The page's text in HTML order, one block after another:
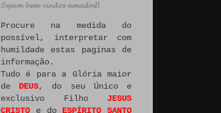
𝓢𝓮𝓳𝓪𝓶 𝓫𝓮𝓶 𝓿𝓲𝓷𝓭𝓸𝓼 𝓪𝓶𝓪𝓭𝓸𝓼!!
Procure na medida do
possível, interpretar com
humildade estas paginas de
informação.
Tudo é para a Glória maior
de DEUS, do seu Único e
exclusivo Filho JESUS
CRISTO e do ESPÍRITO SANTO